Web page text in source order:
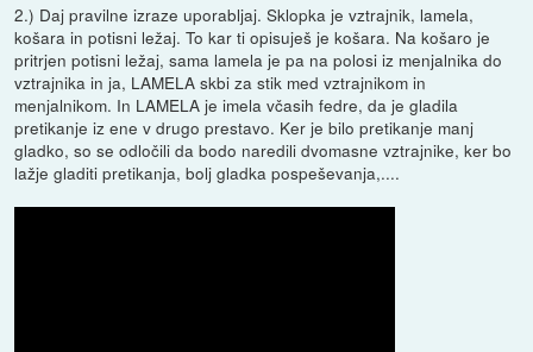
2.) Daj pravilne izraze uporabljaj. Sklopka je vztrajnik, lamela,
košara in potisni ležaj. To kar ti opisuješ je košara. Na košaro je
pritrjen potisni ležaj, sama lamela je pa na polosi iz menjalnika do
vztrajnika in ja, LAMELA skbi za stik med vztrajnikom in
menjalnikom. In LAMELA je imela včasih fedre, da je gladila
pretikanje iz ene v drugo prestavo. Ker je bilo pretikanje manj
gladko, so se odločili da bodo naredili dvomasne vztrajnike, ker bo
lažje gladiti pretikanja, bolj gladka pospeševanja,....